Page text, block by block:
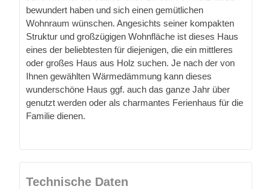
bewundert haben und sich einen gemütlichen
Wohnraum wünschen. Angesichts seiner kompakten
Struktur und großzügigen Wohnfläche ist dieses Haus
eines der beliebtesten für diejenigen, die ein mittleres
oder großes Haus aus Holz suchen. Je nach der von
Ihnen gewählten Wärmedämmung kann dieses
wunderschöne Haus ggf. auch das ganze Jahr über
genutzt werden oder als charmantes Ferienhaus für die
Familie dienen.
Technische Daten